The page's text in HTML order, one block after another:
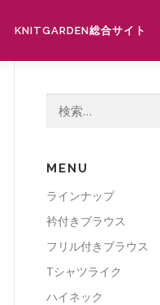
KNITGARDEN総合サイト
MENU
ラインナップ
衿付きブラウス
フリル付きブラウス
Tシャツライク
ハイネック